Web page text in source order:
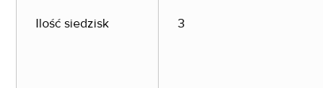
Ilość siedzisk 3